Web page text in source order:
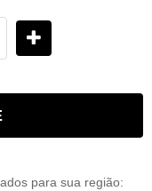
para sua região: